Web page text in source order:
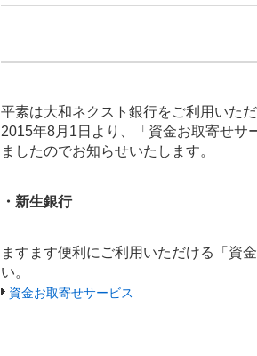
平素は大和ネクスト銀行をご利用いた
2015年8月1日より、「資金お取寄せサ
ましたのでお知らせいたします。
・新生銀行
ますます便利にご利用いただける「資
い。
資金お取寄せサービス